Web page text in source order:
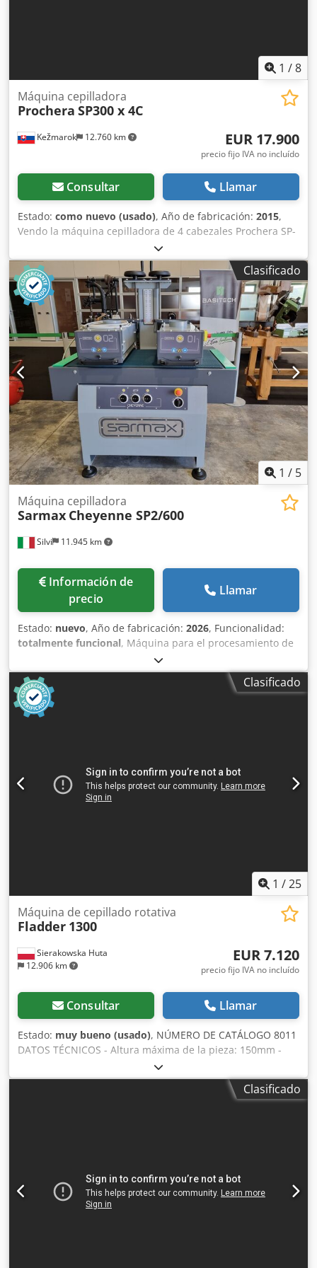
1 /8
Kežmarok 12.760 km
Máquina cepilladora
Prochera SP300 x 4C
EUR 17.900
precio fijo IVA no incluído
Consultar Llamar
Estado: como nuevo (usado), Año de fabricación: 2015,
Vendo la máquina cepilladora de 4 cabezales Prochera SP-
300 x 4C. 4 cepillos, 0-1500 rpm, dirección
derecha/izquierda. 1 cepillo pulidor. Avance de 0-23
m/min. Anchura de trabajo máxima: 300 mm. Altura de
trabajo máxima: 100 mm. Año de fabricación: 2015. Peso:
1500 kg. Codozn Ax Nepfx Abwsrf Potencia total: 17,2 kW. +
Cepillos de repuesto: metal, Tynex, 2 unidades, cerdas de
caballo. Siempre en funcionamiento. Se puede probar.
Disponible de inmediato.
Clasificado
1 / 5
Silvi 11.945 km
Máquina cepilladora
Sarmax Cheyenne SP2/600
Información de
precio
Llamar
Estado: nuevo, Año de fabricación: 2026, Funcionalidad:
totalmente funcional, Máquina para el procesamiento de
piezas de madera como listones, tablas, perfiles, vigas y
tablones para suelos, con un ancho máximo de 60 cm y
una altura de 30 cm. Equipada con un grupo motor-eje
integrado de 45 mm de diámetro para garantizar la
máxima rigidez, y cepillos equilibrados dinámicamente a
mientras que el segundo (cepillo de carburo de silicio) se
utiliza para el acabado. Es posible variar el grado de
procesamiento ajustando la profundidad de trabajo.
Clasificado
1 /25
Sierakowska Huta
12.906 km
Máquina de cepillado rotativa
Fladder 1300
EUR 7.120
precio fijo IVA no incluído
Consultar Llamar
Estado: muy bueno (usado), NÚMERO DE CATÁLOGO 8011
DATOS TÉCNICOS - Altura máxima de la pieza: 150mm -
Anchura máxima de la pieza: 1300mm - Unidad superior
con 6 cepillos - Unidad regulable arriba/abajo - Sistema de
unidades de lijado en forma de estrella, rotatorio - Ajuste
de la unidad: 0,75kW - Mesa de vacío - Bomba de vacío:
7,5kW - Diámetro de la boca de extracción: 3x120mm -
Dimensiones de la bomba: 1200x1000x1650 - Dimensiones
Clasificado